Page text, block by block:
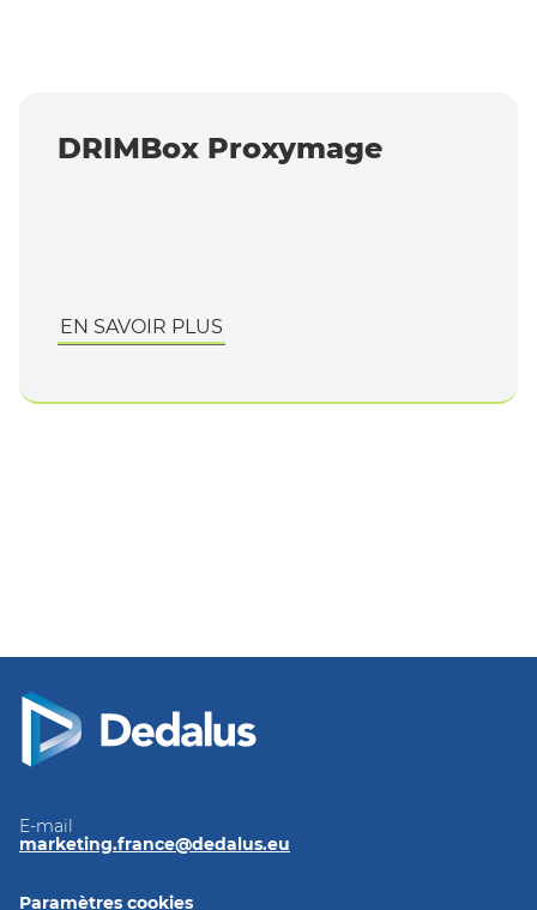
DRIMBox Proxymage
EN SAVOIR PLUS
E-mail
marketing.france@dedalus.eu
Paramètres cookies